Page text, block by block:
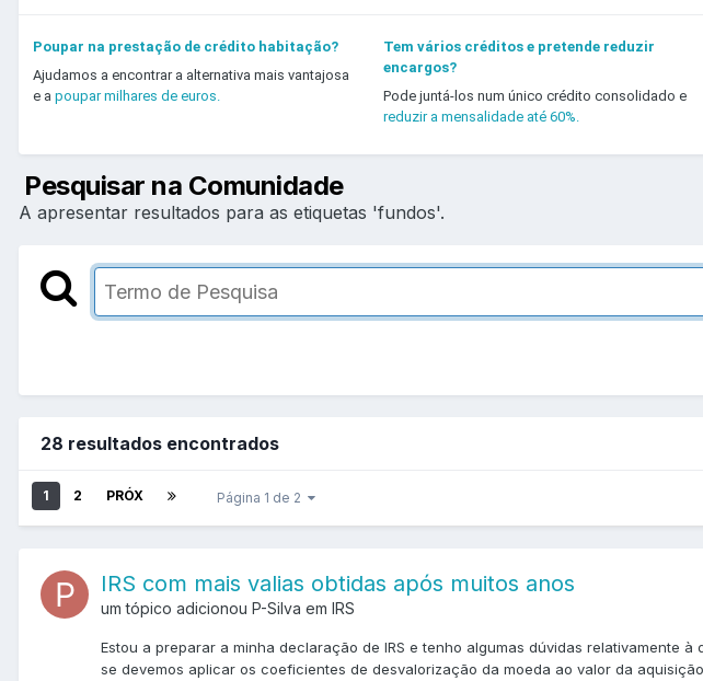
Poupar na prestação de crédito habitação?
Ajudamos a encontrar a alternativa mais vantajosa
e a poupar milhares de euros.
Tem vários créditos e pretende reduzir
encargos?
Pode juntá-los num único crédito consolidado e
reduzir a mensalidade até 60%.
Pesquisar na Comunidade
A apresentar resultados para as etiquetas 'fundos'.
28 resultados encontrados
1 2 PRÓX Página 1 de 2
IRS com mais valias obtidas após muitos anos
um tópico adicionou P-Silva em IRS
Estou a preparar a minha declaração de IRS e tenho algumas dúvidas relativamente
se devemos aplicar os coeficientes de desvalorização da moeda ao valor da